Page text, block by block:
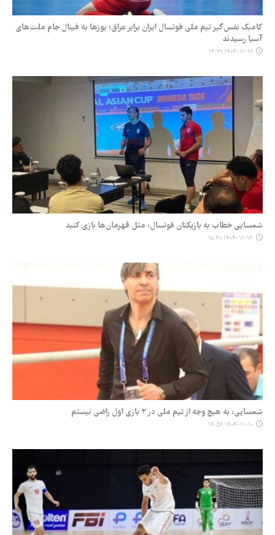
کامبک نفس‌گیر تیم ملی‌ فوتسال ایران برابر عراق؛‌ یوزها به فینال جام ملت‌های
آسیا رسیدند
۱۴۰۴-۱۱-۱۶ ۱۳:۲۱
شمسایی خطاب به بازیکنان فوتسال: مثل قهرمان‌ها بازی کنید
۱۴۰۴-۱۱-۱۳ ۱۸:۳۰
شمسایی: به هیچ وجه از تیم ملی در ۲ بازی اول راضی نیستم
۱۴۰۴-۱۱-۱۰ ۱۴:۵۶